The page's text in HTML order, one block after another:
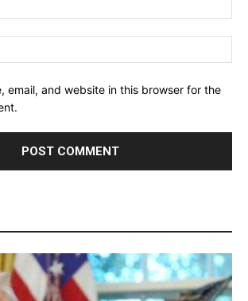
email, and website in this browser for the